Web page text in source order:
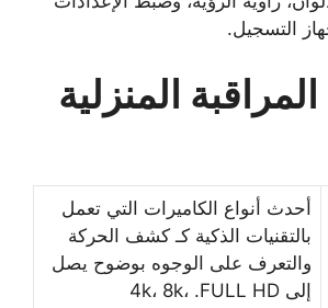
التسجيل.
المنزلية
أحدث أنواع الكاميرات التي تعمل
بالتقنيات الذكية كـ كشف الحركة
والتعرف على الوجوه بوضوح يصل
إلى 4k، 8k، .FULL HD